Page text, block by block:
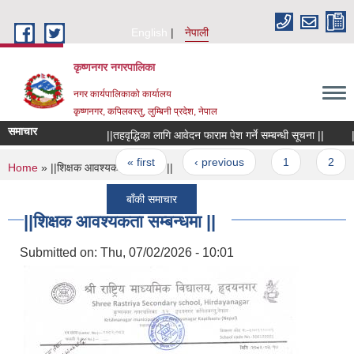
English
नेपाली
कृष्णनगर नगरपालिका
नगर कार्यपालिकाको कार्यालय
कृष्णनगर, कपिलवस्तु, लुम्बिनी प्रदेश, नेपाल
समाचार ||तहवृद्धिका लागि आवेदन फाराम पेश गर्ने सम्बन्धी सूचना ||
Pages
« first ‹ previous
बाँकी समाचार
You are here
Home » ||शिक्षक आवश्यकता सम्बन्धमा ||
||शिक्षक आवश्यकता सम्बन्धमा ||
Submitted on: Thu, 07/02/2026 - 10:01